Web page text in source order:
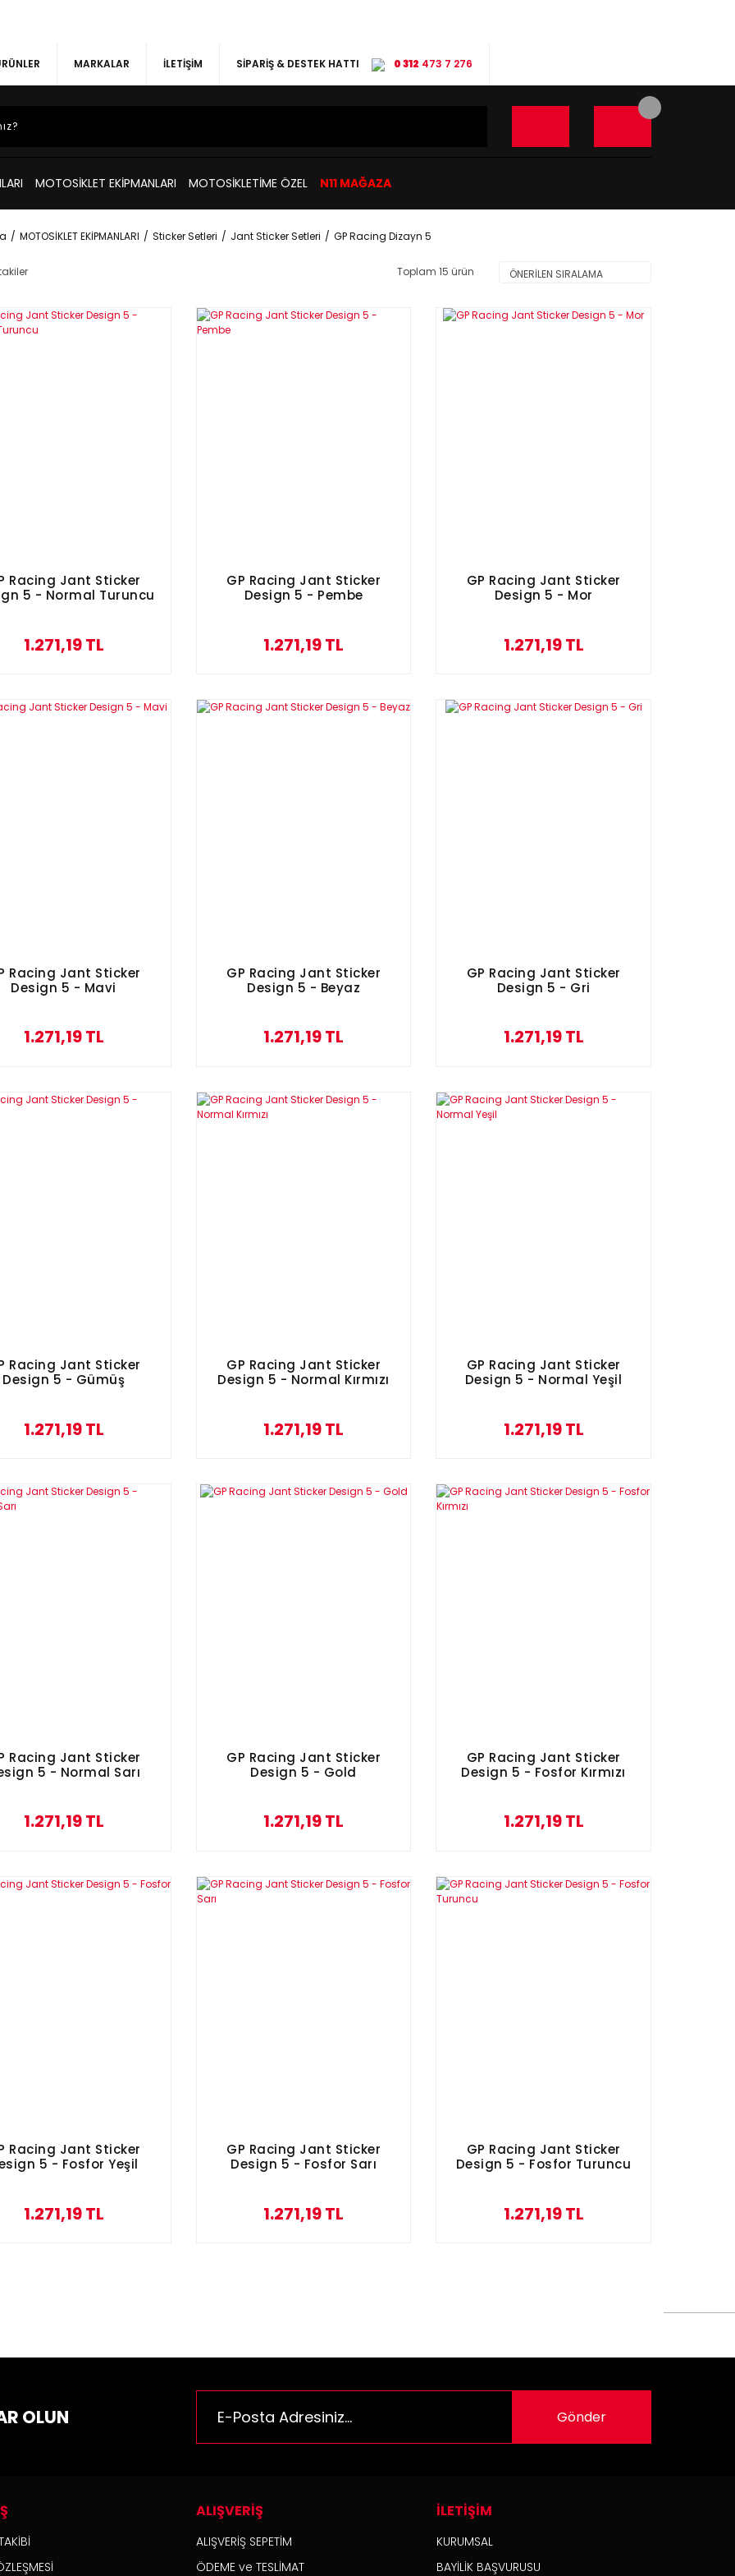
MARKALAR İLETİŞİM SİPARİŞ & DESTEK HATTI 0 312 473 7 276
MOTOSİKLET EKİPMANLARI MOTOSİKLETİME ÖZEL N11 MAĞAZA
MOTOSİKLET EKİPMANLARI Sticker Setleri Jant Sticker Setleri GP Racing Dizayn 5
Toplam 15 ürün
Racing Jant Sticker
5 - Normal Turuncu
1.271,19 TL
GP Racing Jant Sticker
Design 5 - Pembe
1.271,19 TL
GP Racing Jant Sticker
Design 5 - Mor
1.271,19 TL
Racing Jant Sticker
Design 5 - Mavi
1.271,19 TL
GP Racing Jant Sticker
Design 5 - Beyaz
1.271,19 TL
GP Racing Jant Sticker
Design 5 - Gri
1.271,19 TL
Racing Jant Sticker
Design 5 - Gümüş
1.271,19 TL
GP Racing Jant Sticker
Design 5 - Normal Kırmızı
1.271,19 TL
GP Racing Jant Sticker
Design 5 - Normal Yeşil
1.271,19 TL
Racing Jant Sticker
5 - Normal Sarı
1.271,19 TL
GP Racing Jant Sticker
Design 5 - Gold
1.271,19 TL
GP Racing Jant Sticker
Design 5 - Fosfor Kırmızı
1.271,19 TL
Racing Jant Sticker
5 - Fosfor Yeşil
1.271,19 TL
GP Racing Jant Sticker
Design 5 - Fosfor Sarı
1.271,19 TL
GP Racing Jant Sticker
Design 5 - Fosfor Turuncu
1.271,19 TL
OLUN Gönder
ALIŞVERİŞ
ALIŞVERİŞ SEPETİM
ÖDEME ve TESLİMAT
İLETİŞİM
KURUMSAL
BAYİLİK BAŞVURUSU